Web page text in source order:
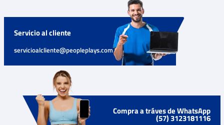
Servicio al cliente
servicioalcliente@peopleplays.com
Compra a tráves de WhatsApp
(57) 3123181116